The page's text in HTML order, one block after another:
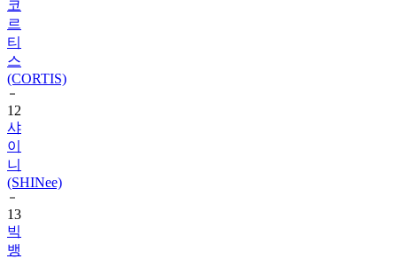
티
스
(CORTIS)
12
샤
이
니
(SHINee)
13
빅
뱅
(BIGBANG)